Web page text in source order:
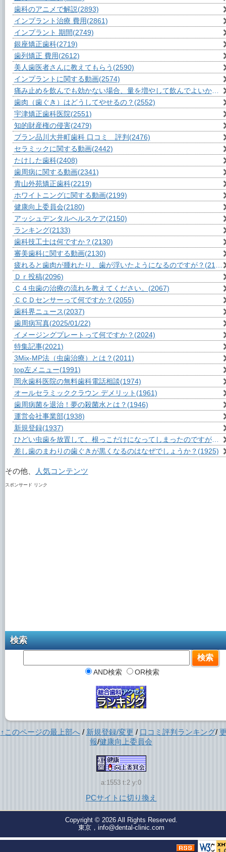
歯科のアニメで解説(2893)
インプラント治療 費用(2861)
インプラント 期間(2749)
銀座矯正歯科(2719)
歯列矯正 費用(2612)
美人歯医者さんに教えてもらう (2590)
インプラントに関する動画(2574)
痛み止めを飲んでも効かない場合、量を増やして飲んでよいか？
歯肉（歯ぐき）はどうしてやせるの？ (2552)
宇津矯正歯科医院(2551)
知的財産権の侵害(2479)
ブラン品川大井町歯科 口コミ 評判 (2476)
セラミックに関する動画(2442)
たけした歯科(2408)
歯周病に関する動画(2341)
青山外苑矯正歯科(2219)
ホワイトニングに関する動画(2199)
健康向上委員会(2180)
アッシュデンタルヘルスケア(2150)
ランキング(2133)
歯科技工士は何ですか？ (2130)
審美歯科に関する動画(2130)
疲れると歯肉が腫れたり、歯が浮いたようになるのですが？ (2105)
Ｄｒ投稿(2096)
Ｃ４虫歯の治療の流れを教えてください。 (2067)
ＣＣＤセンサーって何ですか？ (2055)
歯科界ニュース(2037)
歯周病写真(2025/01/22)
イメージングプレートって何ですか？ (2024)
特集記事(2021)
3Mix-MP法（虫歯治療）とは？ (2011)
top左メニュー(1991)
岡永歯科医院の無料歯科電話相談(1974)
オールセラミッククラウン デメリット (1961)
歯周病菌を退治！夢の殺菌水とは？ (1946)
運営会社事業部(1938)
新規登録(1937)
ひどい虫歯を放置して、根っこだけになってしまったのですが？
差し歯のまわりの歯ぐきが黒くなるのはなぜでしょうか？ (1925)
その他、 人気コンテンツ
スポンサード リンク
検索
AND検索 OR検索
↑このページの最上部へ/ 新規登録/変更 / 口コミ評判ランキング/
報/健康向上委員会
a:1553 t:2 y:0
PCサイトに切り換え
Copyright © 2026 All Rights Reserved.
東京，info@dental-clinic.com